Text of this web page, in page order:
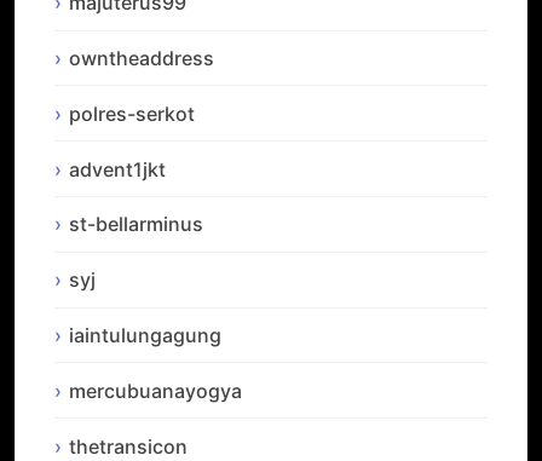
owntheaddress
polres-serkot
advent1jkt
st-bellarminus
syj
iaintulungagung
mercubuanayogya
thetransicon